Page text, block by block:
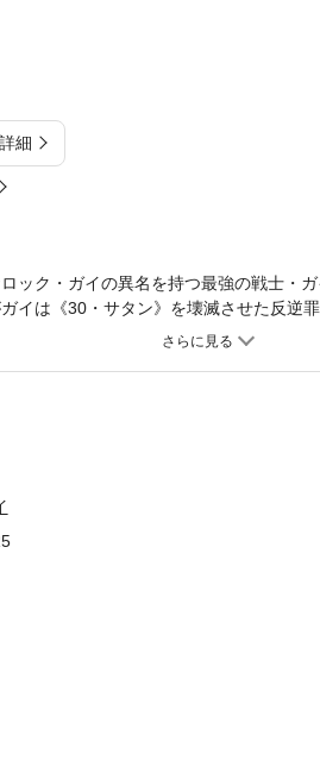
細
ック・ガイの異名を持つ最強の戦士・
イは《30・サタン》を壊滅させた反逆
は……死んだはずの《30・サタン》隊長
ョンの傑作！ 圧倒的迫力とスピードの